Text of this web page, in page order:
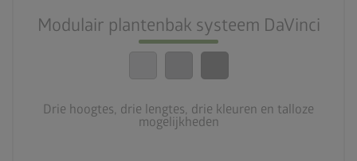
Modulair plantenbak systeem DaVinci
Drie hoogtes, drie lengtes, drie kleuren en talloze
mogelijkheden
calendar_month
20 jaar garantie